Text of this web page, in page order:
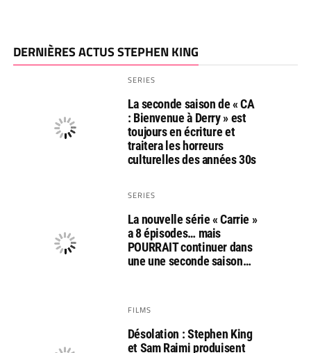
DERNIÈRES ACTUS STEPHEN KING
SERIES
La seconde saison de « CA
: Bienvenue à Derry » est
toujours en écriture et
traitera les horreurs
culturelles des années 30s
SERIES
La nouvelle série « Carrie »
a 8 épisodes… mais
POURRAIT continuer dans
une une seconde saison…
FILMS
Désolation : Stephen King
et Sam Raimi produisent